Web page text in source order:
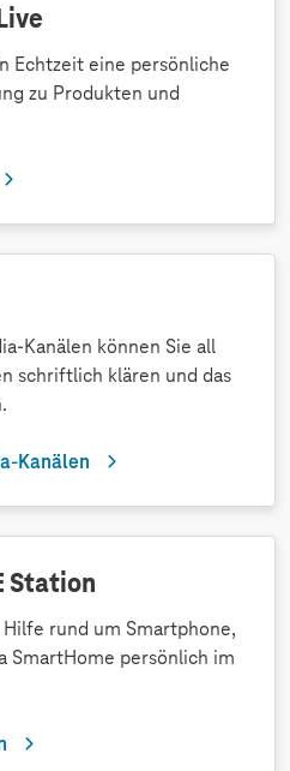
Echtzeit eine persönliche
zu Produkten und
Kanälen können Sie all
schriftlich klären und das
Kanälen
Station
rund um Smartphone,
SmartHome persönlich im